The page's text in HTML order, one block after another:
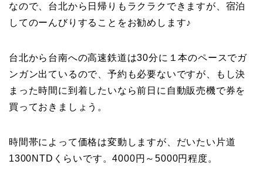
なので、台北から日帰りもラクラクできますが、宿泊
してのーんびりすることをお勧めします♪
台北から台南への高速鉄道は30分に１本のペースでガ
ンガン出ているので、予約も必要ないですが、もし決
まった時間に到着したいなら前日に自動販売機で券を
買っておきましょう。
時間帯によって価格は変動しますが、だいたい片道
1300NTDくらいです。4000円～5000円程度。